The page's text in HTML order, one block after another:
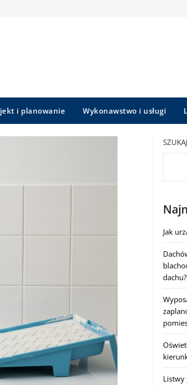
i planowanie Wykonawstwo i usługi
SZUKAJ
Jak
dachu?
Listwy